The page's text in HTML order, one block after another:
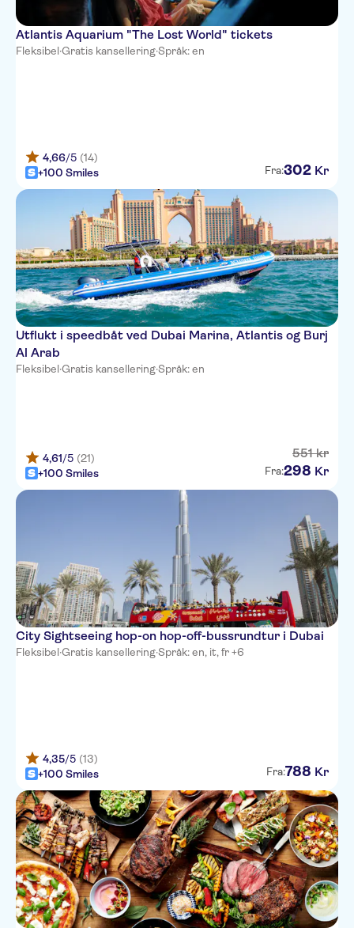
Atlantis Aquarium "The Lost World" tickets
Fleksibel·Gratis kansellering·Språk: en
4,66/5 (14)
+100 Smiles
Fra:302 Kr
Utflukt i speedbåt ved Dubai Marina, Atlantis og Burj
Al Arab
Fleksibel·Gratis kansellering·Språk: en
4,61/5 (21)
+100 Smiles
551 kr
Fra:298 Kr
City Sightseeing hop-on hop-off-bussrundtur i Dubai
Fleksibel·Gratis kansellering·Språk: en, it, fr +6
4,35/5 (13)
+100 Smiles
Fra:788 Kr